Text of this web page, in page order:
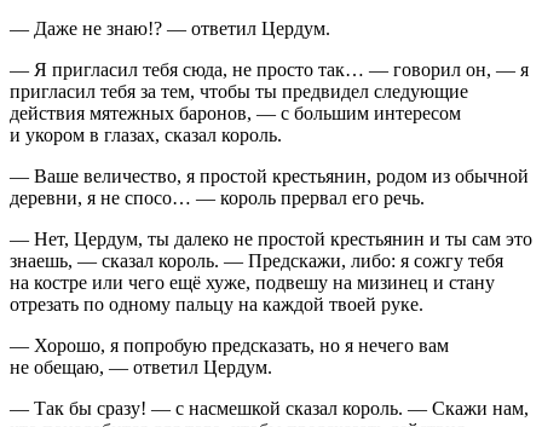
— Даже не знаю!? — ответил Цердум.
— Я пригласил тебя сюда, не просто так… — говорил он, — я
пригласил тебя за тем, чтобы ты предвидел следующие
действия мятежных баронов, — с большим интересом
и укором в глазах, сказал король.
— Ваше величество, я простой крестьянин, родом из обычной
деревни, я не спосо… — король прервал его речь.
— Нет, Цердум, ты далеко не простой крестьянин и ты сам это
знаешь, — сказал король. — Предскажи, либо: я сожгу тебя
на костре или чего ещё хуже, подвешу на мизинец и стану
отрезать по одному пальцу на каждой твоей руке.
— Хорошо, я попробую предсказать, но я нечего вам
не обещаю, — ответил Цердум.
— Так бы сразу! — с насмешкой сказал король. — Скажи нам,